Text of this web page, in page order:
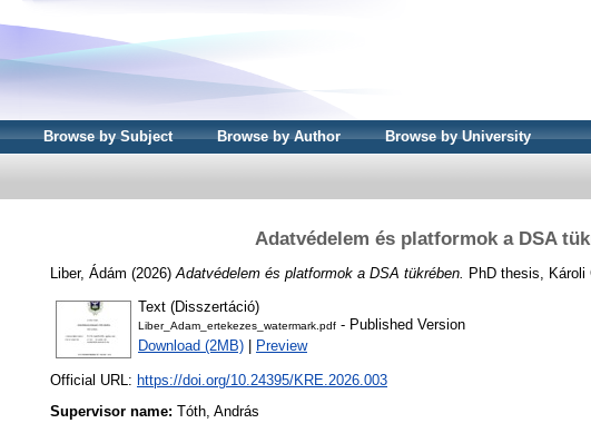
Browse by Subject Browse by Author Browse by University
Adatvédelem és platformok a DSA
Liber, Ádám (2026) Adatvédelem és platformok a DSA tükrében. PhD thesis, Károli
Text (Disszertáció)
Liber_Adam_ertekezes_watermark.pdf - Published Version
Download (2MB)
Preview
Official URL: https://doi.org/10.24395/KRE.2026.003
Supervisor name: Tóth, András